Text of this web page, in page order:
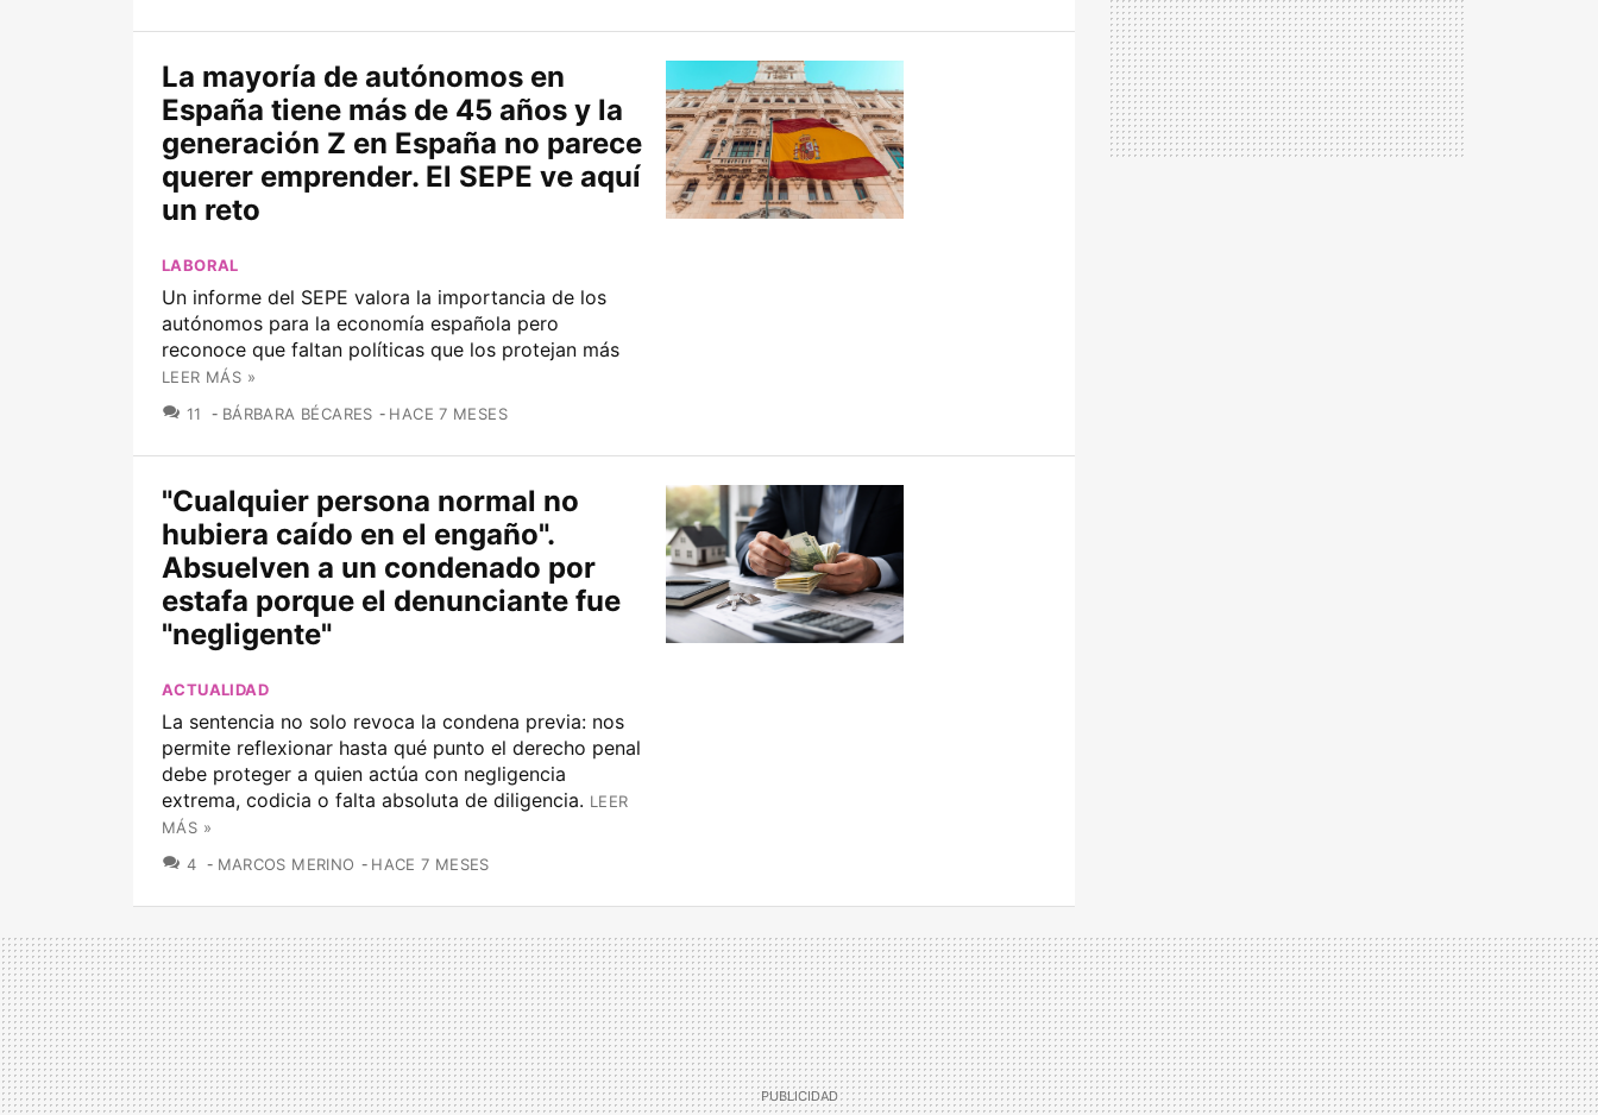
La mayoría de autónomos en
España tiene más de 45 años y la
generación Z en España no parece
querer emprender. El SEPE ve aquí
un reto
LABORAL
Un informe del SEPE valora la importancia de los
autónomos para la economía española pero
reconoce que faltan políticas que los protejan más
LEER MÁS »
11
COMENTARIOS
BÁRBARA BÉCARES HACE 7 MESES
"Cualquier persona normal no
hubiera caído en el engaño".
Absuelven a un condenado por
estafa porque el denunciante fue
"negligente"
ACTUALIDAD
La sentencia no solo revoca la condena previa: nos
permite reflexionar hasta qué punto el derecho penal
debe proteger a quien actúa con negligencia
extrema, codicia o falta absoluta de diligencia. LEER
MÁS »
4 COMENTARIOS
MARCOS MERINO HACE 7 MESES